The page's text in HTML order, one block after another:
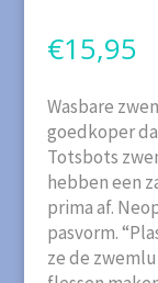
€15,95
Wasbare
goedkoper
Totsbots
hebben een
prima af.
pasvorm.
ze de